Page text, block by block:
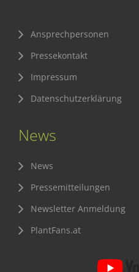
Ansprechpersonen
Pressekontakt
Impressum
Datenschutzerklärung
News
News
Pressemitteilungen
Newsletter Anmeldung
PlantFans.at